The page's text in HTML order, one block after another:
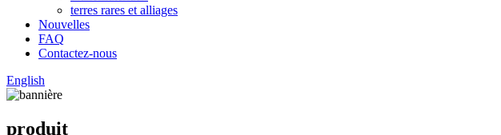
terres rares et alliages
Nouvelles
FAQ
Contactez-nous
English
produit